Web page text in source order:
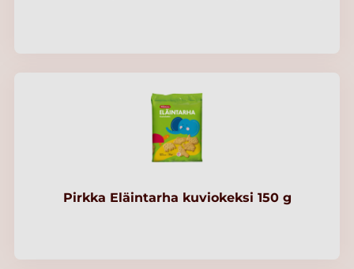
Pirkka Eläintarha kuviokeksi 150 g